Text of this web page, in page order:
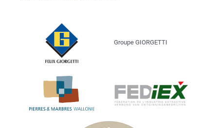
Groupe GIORGETTI